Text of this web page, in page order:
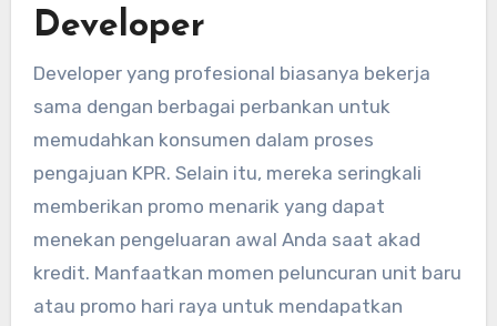
Developer
Developer yang profesional biasanya bekerja
sama dengan berbagai perbankan untuk
memudahkan konsumen dalam proses
pengajuan KPR. Selain itu, mereka seringkali
memberikan promo menarik yang dapat
menekan pengeluaran awal Anda saat akad
kredit. Manfaatkan momen peluncuran unit baru
atau promo hari raya untuk mendapatkan